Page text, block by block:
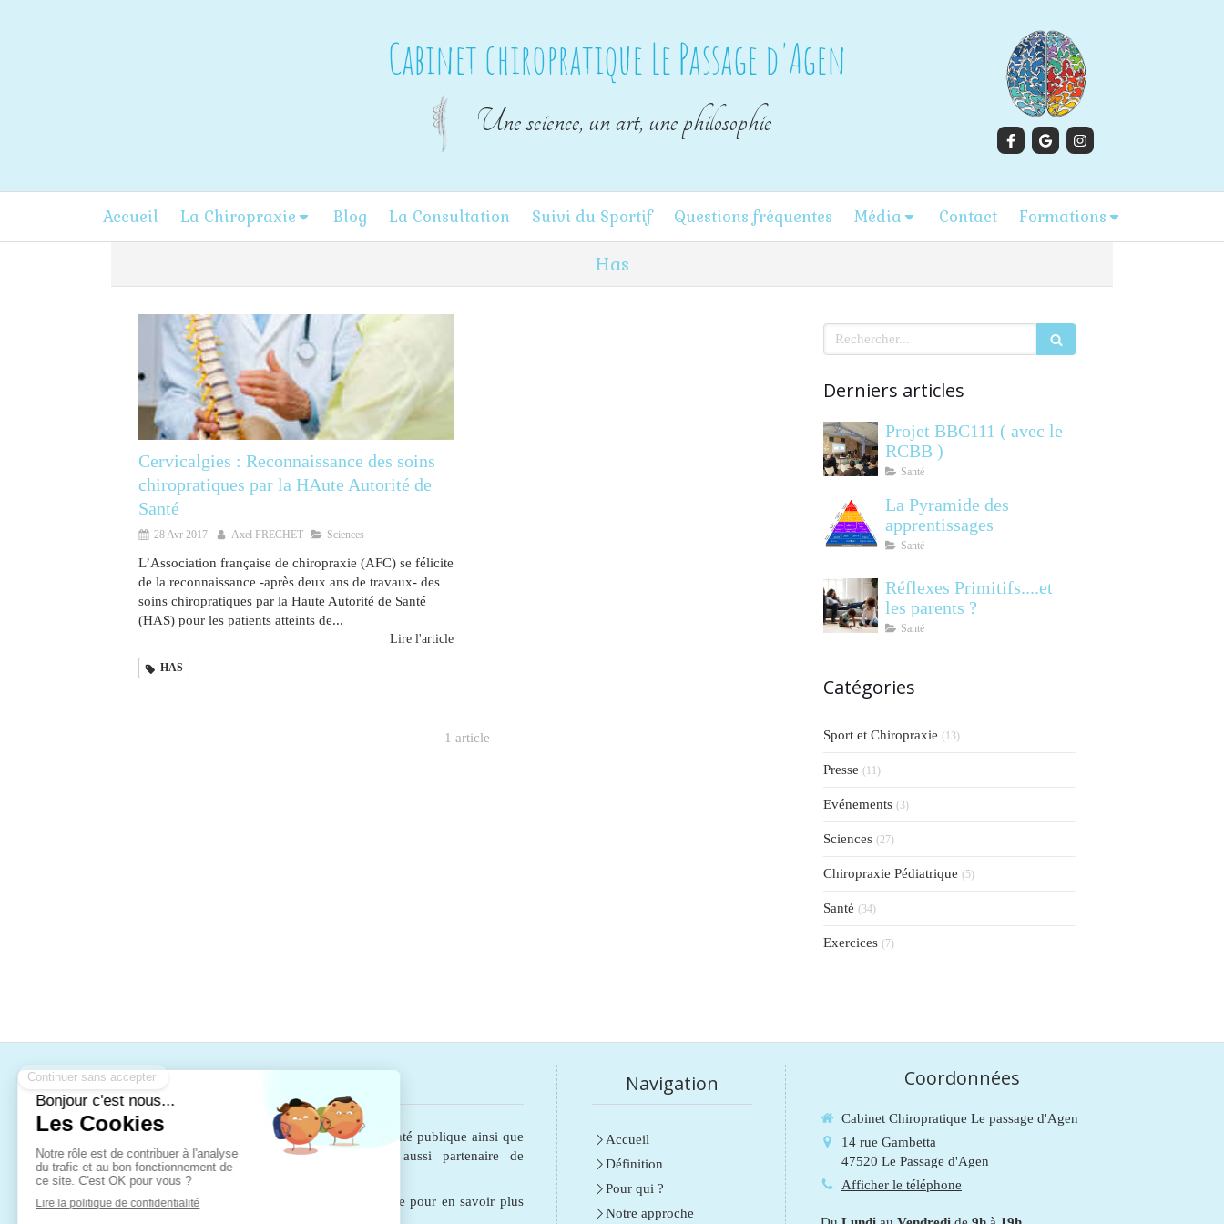
Cabinet chiropratique Le Passage d'Agen
Une science, un art, une philosophie
Accueil La Chiropraxie Blog La Consultation Suivi du Sportif Questions fréquentes Média Contact Formations
Has
Cervicalgies : Reconnaissance des soins
chiropratiques par la HAute Autorité de
Santé
28 Avr 2017 Axel FRECHET Sciences
L’Association française de chiropraxie (AFC) se félicite
de la reconnaissance -après deux ans de travaux- des
soins chiropratiques par la Haute Autorité de Santé
(HAS) pour les patients atteints de...
Lire l'article
HAS
1 article
Rechercher
Derniers articles
Projet BBC111 ( avec le
RCBB )
Santé
La Pyramide des
apprentissages
Santé
Réflexes Primitifs....et
les parents ?
Santé
Catégories
Sport et Chiropraxie (13)
Presse (11)
Evénements (3)
Sciences (27)
Chiropraxie Pédiatrique (5)
Santé (34)
Exercices (7)
est reconnue par le code de santé publique ainsi que
par la communauté médicale. Elle est aussi partenaire de
l’Organisation Mondiale de la Santé ( OMS )
N'hésitez pas à consulter les autres pages du site pour en savoir plus
Navigation
Accueil
Définition
Pour qui ?
Notre approche
Coordonnées
Cabinet Chiropratique Le passage d'Agen
14 rue Gambetta
47520 Le Passage d'Agen
Afficher le téléphone